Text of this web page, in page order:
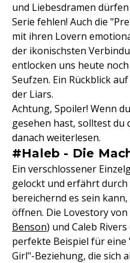
und Liebesdramen
Serie fehlen! Auch die
mit ihren Lovern
der ikonischsten
entlocken uns heute
Seufzen. Ein Rückblick
der Liars.
Achtung, Spoiler! Wenn
gesehen hast, solltest du
danach weiterlesen.
#Haleb - Die
Ein verschlossener
gelockt und erfährt durch
bereichernd es sein
öffnen. Die Lovestory
Benson) und Caleb
perfekte Beispiel für
Girl"-Beziehung, die sich